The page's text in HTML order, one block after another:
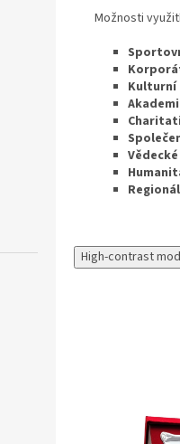
Možnosti
Kulturní
High-contrast